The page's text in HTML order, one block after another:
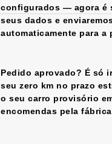
configurados — agora é
seus dados e
automaticamente para a
Pedido aprovado? É só
seu zero km no prazo
o seu carro provisório
encomendas pela